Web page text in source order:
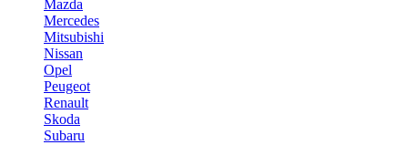
Mazda
Mercedes
Mitsubishi
Nissan
Opel
Peugeot
Renault
Skoda
Subaru